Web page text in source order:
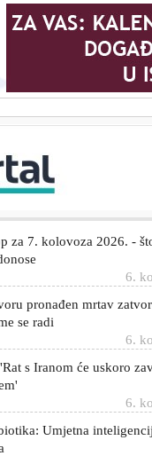
zbog vrućine, Mađarska
javnu rasvjetu
pronađen mrtav
se radi
s Iranom će uskoro
Umjetna